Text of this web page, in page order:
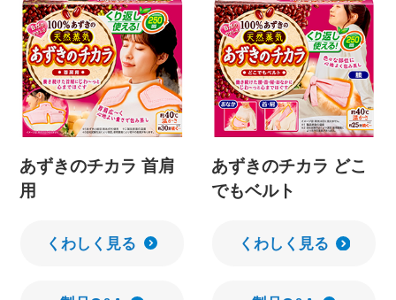
あずきのチカラ 首肩
用
くわしく見る
あずきのチカラ どこ
でもベルト
くわしく見る